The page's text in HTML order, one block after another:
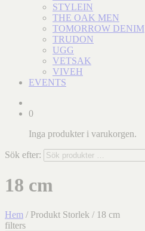
STYLEIN
THE OAK MEN
TOMORROW DENIM
TRUDON
UGG
VETSAK
VIVEH
EVENTS
0
Inga produkter i varukorgen.
Sök efter:
18 cm
Hem / Produkt Storlek / 18 cm
filters